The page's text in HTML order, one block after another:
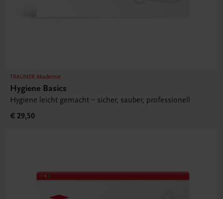
TRAUNER Akademie
Hygiene Basics
Hygiene leicht gemacht – sicher, sauber, professionell
€ 29,50